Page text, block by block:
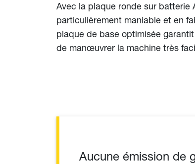
Avec la plaque ronde sur batterie
particulièrement maniable et en
plaque de base optimisée
de manœuvrer la machine très
Aucune émission de